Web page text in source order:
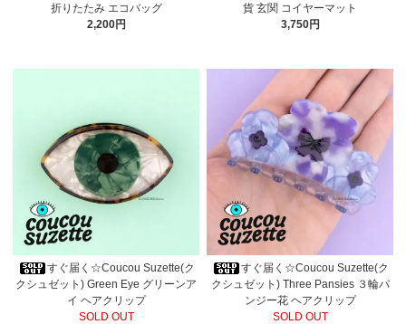
折りたたみ エコバッグ
2,200円
貨 玄関 コイヤーマット
3,750円
すぐ届く☆Coucou Suzette(ク
クシュゼット) Green Eye グリーンア
イ ヘアクリップ
SOLD OUT
すぐ届く☆Coucou Suzette(ク
クシュゼット) Three Pansies ３輪パ
ンジー花 ヘアクリップ
SOLD OUT